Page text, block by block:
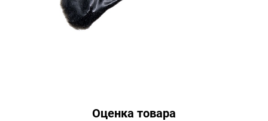
Оценка товара